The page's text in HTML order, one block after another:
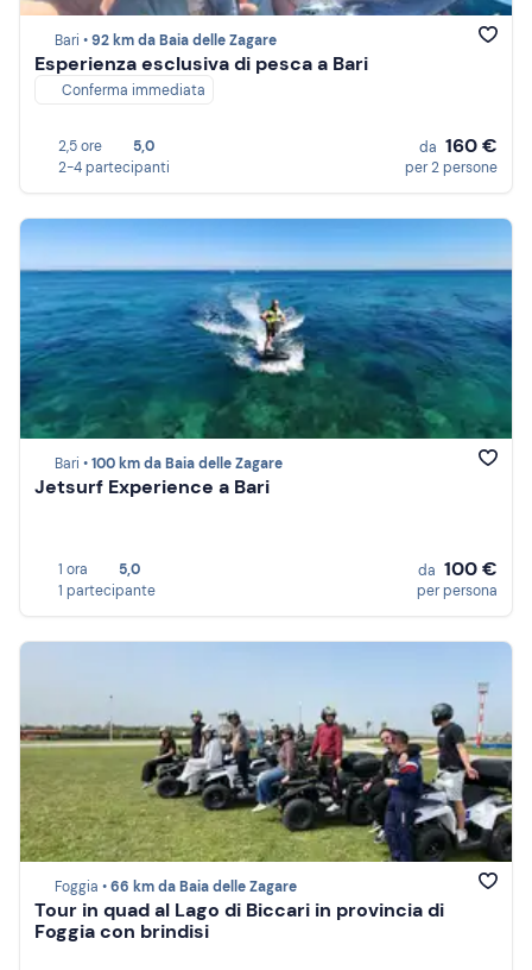
Bari •92 km da Baia delle Zagare
Esperienza esclusiva di pesca a Bari
Conferma immediata
2,5 ore
5,0
2-4 partecipanti
da 160 €
per 2 persone
Bari •100 km da Baia delle Zagare
Jetsurf Experience a Bari
1 ora
5,0
1 partecipante
da 100 €
per persona
Foggia •66 km da Baia delle Zagare
Tour in quad al Lago di Biccari in provincia di
Foggia con brindisi